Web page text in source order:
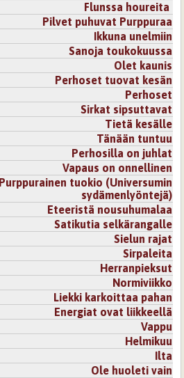
Flunssa houreita
Pilvet puhuvat Purppuraa
Ikkuna unelmiin
Sanoja toukokuussa
Olet kaunis
Perhoset tuovat kesän
Perhoset
Sirkat sipsuttavat
Tietä kesälle
Tänään tuntuu
Perhosilla on juhlat
Vapaus on onnellinen
Purppurainen tuokio (Universumin
sydämenlyöntejä)
Eteeristä nousuhumalaa
Satikutia selkärangalle
Sielun rajat
Sirpaleita
Herranpieksut
Normiviikko
Liekki karkoittaa pahan
Energiat ovat liikkeellä
Vappu
Helmikuu
Ilta
Ole huoleti vain